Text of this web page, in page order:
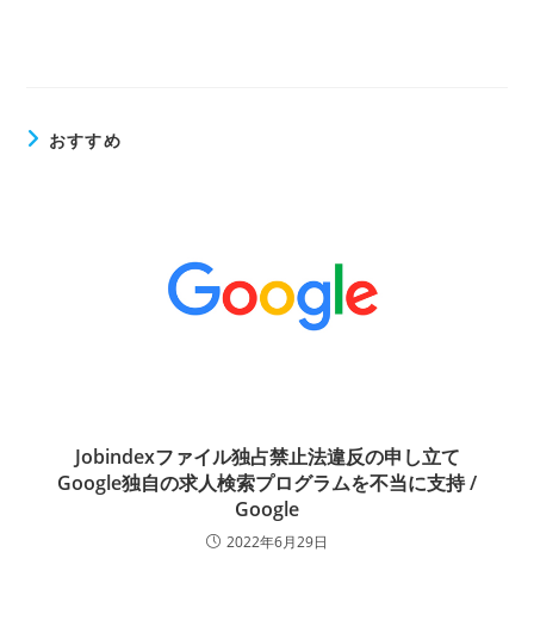
おすすめ
Jobindexファイル独占禁止法違反の申し立て
Google独自の求人検索プログラムを不当に支持 /
Google
2022年6月29日